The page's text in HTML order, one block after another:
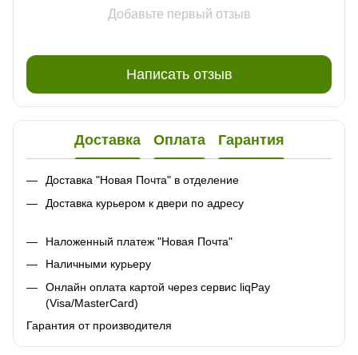
Добавьте первый отзыв
Написать отзыв
Доставка Оплата Гарантия
Доставка "Новая Почта" в отделение
Доставка курьером к двери по адресу
Наложенный платеж "Новая Почта"
Наличными курьеру
Онлайн оплата картой через сервис liqPay
(Visa/MasterCard)
Гарантия от производителя